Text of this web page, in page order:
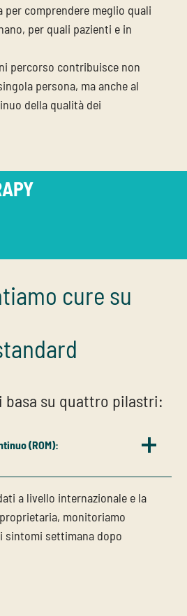
per comprendere meglio quali
per quali pazienti e in
percorso contribuisce non
persona, ma anche al
della qualità dei
cure su
basa su quattro pilastri:
(ROM):
a livello internazionale e la
monitoriamo
sintomi settimana dopo